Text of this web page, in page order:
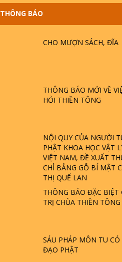
THÔNG BÁO
CHO MƯỢN SÁCH, ĐĨA
THÔNG BÁO MỚI VỀ
HỎI THIỀN TÔNG
NỘI QUY CỦA NGƯỜI
PHẬT KHOA HỌC VẬT
VIỆT NAM, ĐỀ XUẤT
CHỈ BẢNG GỖ BÍ MẬT
THỊ QUẾ LAN
THÔNG BÁO ĐẶC BIỆT
TRỊ CHÙA THIỀN
SÁU PHÁP MÔN TU
ĐẠO PHẬT
GIẢI ĐÁP ĐẶC BIỆT P25 -
GIẢI ĐÁP ĐẶC BIỆT P24 -
ĐƯỢC HÌNH THÀNH NHƯ
GIẢI ĐÁP ĐẶC BIỆT P23 -
ĐÂU? ĐỊA NGỤC Ở ĐÂU?
LÀ AI? QUỶ SA TĂNG? |
GIẢI ĐÁP THIỀN TÔNG
SAO TRÁI ĐẤT NHIỀU
- HỎA HOẠN | TTTD
GIẢI ĐÁP THIỀN TÔNG
SAO ĐỨC PHẬT BƯỚC ĐI
HOA SEN ? | TTTD